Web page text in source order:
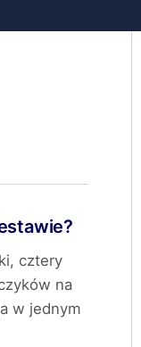
cztery
na
w jednym